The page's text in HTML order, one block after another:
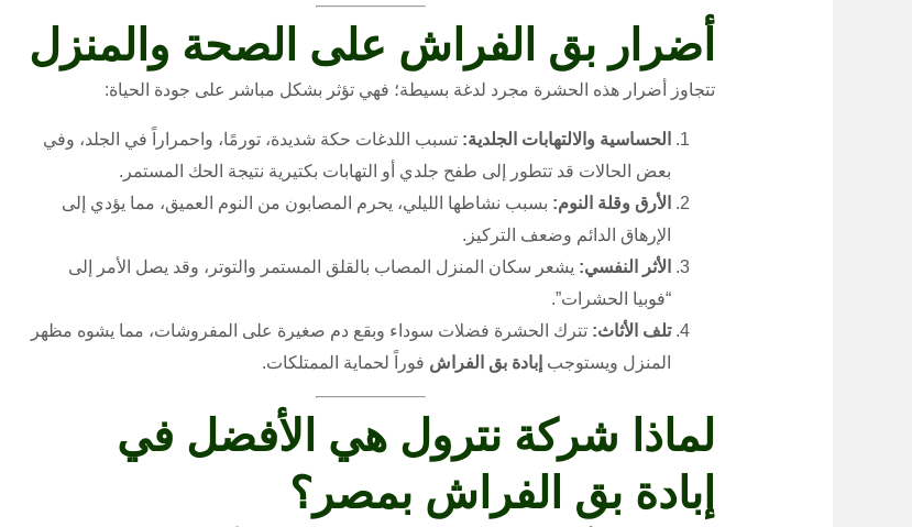
أضرار بق الفراش على الصحة والمنزل
تتجاوز أضرار هذه الحشرة مجرد لدغة بسيطة؛ فهي تؤثر بشكل مباشر على جودة الحياة:
الحساسية والالتهابات الجلدية: تسبب اللدغات حكة شديدة، تورمًا، واحمراراً في الجلد، وفي
بعض الحالات قد تتطور إلى طفح جلدي أو التهابات بكتيرية نتيجة الحك المستمر.
الأرق وقلة النوم: بسبب نشاطها الليلي، يحرم المصابون من النوم العميق، مما يؤدي إلى
الإرهاق الدائم وضعف التركيز.
الأثر النفسي: يشعر سكان المنزل المصاب بالقلق المستمر والتوتر، وقد يصل الأمر إلى
“فوبيا الحشرات”.
تلف الأثاث: تترك الحشرة فضلات سوداء وبقع دم صغيرة على المفروشات، مما يشوه مظهر
المنزل ويستوجب إبادة بق الفراش فوراً لحماية الممتلكات.
لماذا شركة نترول هي الأفضل في
إبادة بق الفراش بمصر؟